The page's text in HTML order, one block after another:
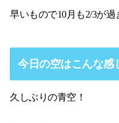
早いもので10月も2/3が過
今日の空はこんな感
久しぶりの青空！